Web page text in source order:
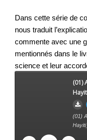
Dans cette série de
nous traduit
commente avec une
mentionnés dans le
science et leur
(01)
(01)